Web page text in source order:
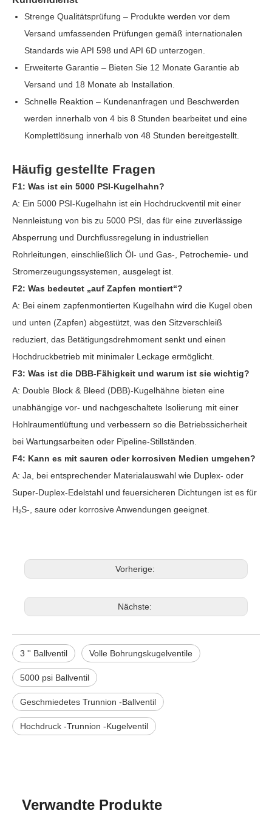
Strenge Qualitätsprüfung – Produkte werden vor dem
Versand umfassenden Prüfungen gemäß internationalen
Standards wie API 598 und API 6D unterzogen.
Erweiterte Garantie – Bieten Sie 12 Monate Garantie ab
Versand und 18 Monate ab Installation.
Schnelle Reaktion – Kundenanfragen und Beschwerden
werden innerhalb von 4 bis 8 Stunden bearbeitet und eine
Komplettlösung innerhalb von 48 Stunden bereitgestellt.
Häufig gestellte Fragen
F1: Was ist ein 5000 PSI-Kugelhahn?
A: Ein 5000 PSI-Kugelhahn ist ein Hochdruckventil mit einer
Nennleistung von bis zu 5000 PSI, das für eine zuverlässige
Absperrung und Durchflussregelung in industriellen
Rohrleitungen, einschließlich Öl- und Gas-, Petrochemie- und
Stromerzeugungssystemen, ausgelegt ist.
F2: Was bedeutet „auf Zapfen montiert“?
A: Bei einem zapfenmontierten Kugelhahn wird die Kugel oben
und unten (Zapfen) abgestützt, was den Sitzverschleiß
reduziert, das Betätigungsdrehmoment senkt und einen
Hochdruckbetrieb mit minimaler Leckage ermöglicht.
F3: Was ist die DBB-Fähigkeit und warum ist sie wichtig?
A: Double Block & Bleed (DBB)-Kugelhähne bieten eine
unabhängige vor- und nachgeschaltete Isolierung mit einer
Hohlraumentlüftung und verbessern so die Betriebssicherheit
bei Wartungsarbeiten oder Pipeline-Stillständen.
F4: Kann es mit sauren oder korrosiven Medien umgehen?
A: Ja, bei entsprechender Materialauswahl wie Duplex- oder
Super-Duplex-Edelstahl und feuersicheren Dichtungen ist es für
H₂S-, saure oder korrosive Anwendungen geeignet.
Vorherige:
Nächste:
3 '' Ballventil Volle Bohrungskugelventile
5000 psi Ballventil
Geschmiedetes Trunnion -Ballventil
Hochdruck -Trunnion -Kugelventil
Verwandte Produkte